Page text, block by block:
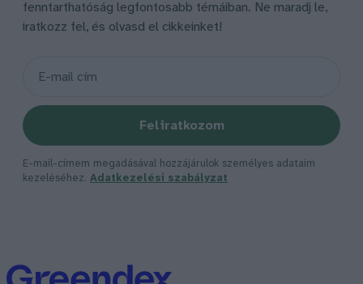
fenntarthatóság legfontosabb témáiban. Ne maradj le,
iratkozz fel, és olvasd el cikkeinket!
Feliratkozom
E-mail-címem megadásával hozzájárulok személyes adataim
kezeléséhez. Adatkezelési szabályzat